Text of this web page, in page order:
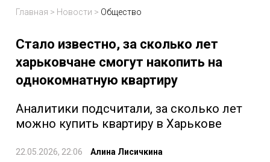
Главная > Новости > Общество
Стало известно, за сколько лет
харьковчане смогут накопить на
однокомнатную квартиру
Аналитики подсчитали, за сколько лет
можно купить квартиру в Харькове
22.05.2026, 22:06 Алина Лисичкина